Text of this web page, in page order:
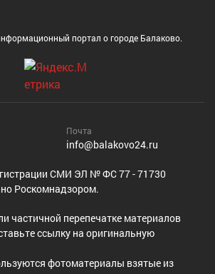
портал о городе Балаково.
Почта
info@balakovo24.ru
СМИ ЭЛ № ФС 77 - 71730
Роскомнадзором.
частичной перепечатке материалов
ссылку на оригинальную
фотоматериалы взятые из